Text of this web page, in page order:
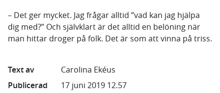
– Det ger mycket. Jag frågar alltid ”vad kan jag hjälpa
dig med?” Och självklart är det alltid en belöning när
man hittar droger på folk. Det är som att vinna på triss.
Text av
Carolina Ekéus
Publicerad
17 juni 2019 12.57